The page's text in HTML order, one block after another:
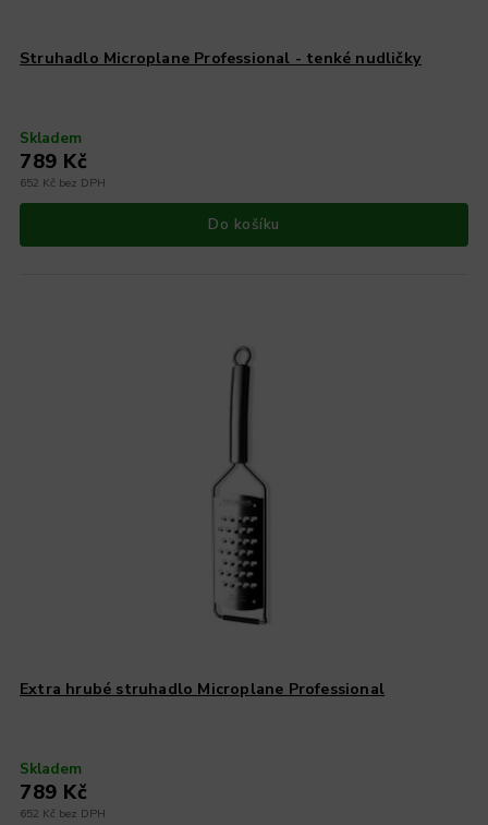
Struhadlo Microplane Professional - tenké nudličky
Skladem
652 Kč bez DPH
789 Kč
Do košíku
Extra hrubé struhadlo Microplane Professional
Skladem
652 Kč bez DPH
789 Kč